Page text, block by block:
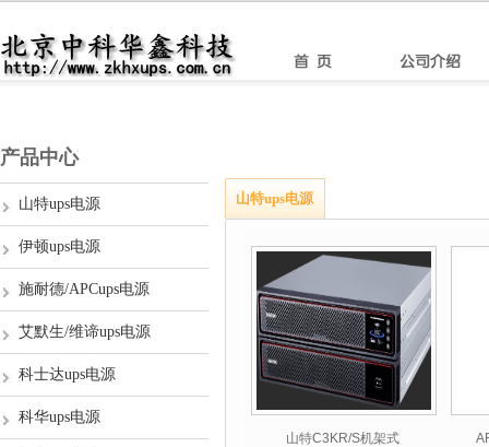
产品中心
山特ups电源
伊顿ups电源
施耐德/APCups电源
艾默生/维谛ups电源
科士达ups电源
科华ups电源
山特ups电源
山特C3KR/S机架式